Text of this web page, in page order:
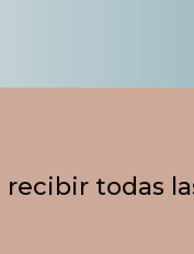
recibir todas